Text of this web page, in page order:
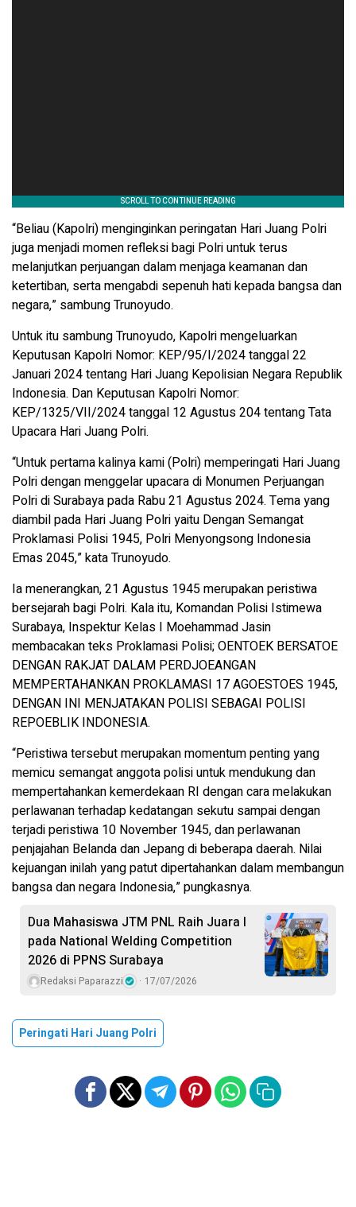
“Beliau (Kapolri) menginginkan peringatan Hari Juang Polri
juga menjadi momen refleksi bagi Polri untuk terus
melanjutkan perjuangan dalam menjaga keamanan dan
ketertiban, serta mengabdi sepenuh hati kepada bangsa dan
negara,” sambung Trunoyudo.
Untuk itu sambung Trunoyudo, Kapolri mengeluarkan
Keputusan Kapolri Nomor: KEP/95/I/2024 tanggal 22
Januari 2024 tentang Hari Juang Kepolisian Negara Republik
Indonesia. Dan Keputusan Kapolri Nomor:
KEP/1325/VII/2024 tanggal 12 Agustus 204 tentang Tata
Upacara Hari Juang Polri.
“Untuk pertama kalinya kami (Polri) memperingati Hari Juang
Polri dengan menggelar upacara di Monumen Perjuangan
Polri di Surabaya pada Rabu 21 Agustus 2024. Tema yang
diambil pada Hari Juang Polri yaitu Dengan Semangat
Proklamasi Polisi 1945, Polri Menyongsong Indonesia
Emas 2045,” kata Trunoyudo.
Ia menerangkan, 21 Agustus 1945 merupakan peristiwa
bersejarah bagi Polri. Kala itu, Komandan Polisi Istimewa
Surabaya, Inspektur Kelas I Moehammad Jasin
membacakan teks Proklamasi Polisi; OENTOEK BERSATOE
DENGAN RAKJAT DALAM PERDJOEANGAN
MEMPERTAHANKAN PROKLAMASI 17 AGOESTOES 1945,
DENGAN INI MENJATAKAN POLISI SEBAGAI POLISI
REPOEBLIK INDONESIA.
“Peristiwa tersebut merupakan momentum penting yang
memicu semangat anggota polisi untuk mendukung dan
mempertahankan kemerdekaan RI dengan cara melakukan
perlawanan terhadap kedatangan sekutu sampai dengan
terjadi peristiwa 10 November 1945, dan perlawanan
penjajahan Belanda dan Jepang di beberapa daerah. Nilai
kejuangan inilah yang patut dipertahankan dalam membangun
bangsa dan negara Indonesia,” pungkasnya.
Dua Mahasiswa JTM PNL Raih Juara I
pada National Welding Competition
2026 di PPNS Surabaya
Redaksi Paparazzi 17/07/2026
Peringati Hari Juang Polri